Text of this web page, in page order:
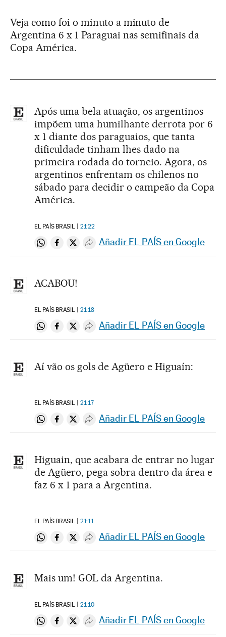
Veja como foi o minuto a minuto de
Argentina 6 x 1 Paraguai nas semifinais da
Copa América.
Após uma bela atuação, os argentinos
impõem uma humilhante derrota por 6
x 1 diante dos paraguaios, que tanta
dificuldade tinham lhes dado na
primeira rodada do torneio. Agora, os
argentinos enfrentam os chilenos no
sábado para decidir o campeão da Copa
América.
EL PAÍS BRASIL 21:22
Compartir en Whatsapp
Compartir en Facebook
Compartir en Twitter
Desplegar Redes Sociales
Añadir EL PAÍS en Google
ACABOU!
EL PAÍS BRASIL 21:18
Compartir en Whatsapp
Compartir en Facebook
Compartir en Twitter
Desplegar Redes Sociales
Añadir EL PAÍS en Google
Aí vão os gols de Agüero e Higuaín:
EL PAÍS BRASIL 21:17
Compartir en Whatsapp
Compartir en Facebook
Compartir en Twitter
Desplegar Redes Sociales
Añadir EL PAÍS en Google
Higuain, que acabara de entrar no lugar
de Agüero, pega sobra dentro da área e
faz 6 x 1 para a Argentina.
EL PAÍS BRASIL 21:11
Compartir en Whatsapp
Compartir en Facebook
Compartir en Twitter
Desplegar Redes Sociales
Añadir EL PAÍS en Google
Mais um! GOL da Argentina.
EL PAÍS BRASIL 21:10
Compartir en Whatsapp
Compartir en Facebook
Compartir en Twitter
Desplegar Redes Sociales
Añadir EL PAÍS en Google